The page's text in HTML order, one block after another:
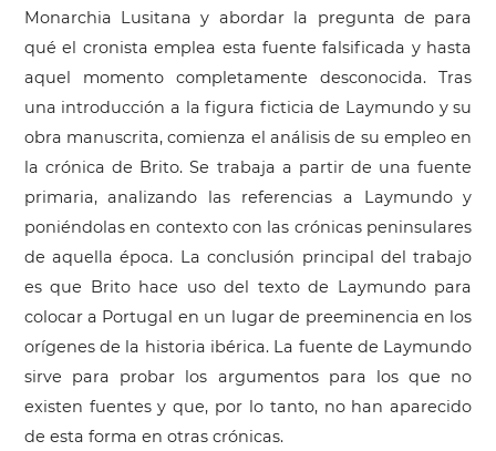
Monarchia Lusitana y abordar la pregunta de para
qué el cronista emplea esta fuente falsificada y hasta
aquel momento completamente desconocida. Tras
una introducción a la figura ficticia de Laymundo y su
obra manuscrita, comienza el análisis de su empleo en
la crónica de Brito. Se trabaja a partir de una fuente
primaria, analizando las referencias a Laymundo y
poniéndolas en contexto con las crónicas peninsulares
de aquella época. La conclusión principal del trabajo
es que Brito hace uso del texto de Laymundo para
colocar a Portugal en un lugar de preeminencia en los
orígenes de la historia ibérica. La fuente de Laymundo
sirve para probar los argumentos para los que no
existen fuentes y que, por lo tanto, no han aparecido
de esta forma en otras crónicas.